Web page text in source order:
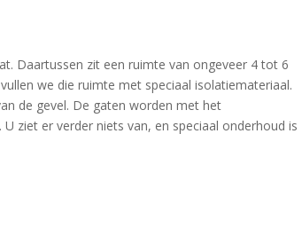
Daartussen zit een ruimte van ongeveer 4 tot 6
we die ruimte met speciaal isolatiemateriaal.
de gevel. De gaten worden met het
ziet er verder niets van, en speciaal onderhoud is